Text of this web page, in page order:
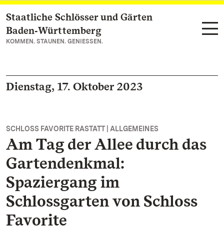
Zum Hauptinhalt springen
Staatliche Schlösser und Gärten
Baden‑Württemberg
KOMMEN. STAUNEN. GENIESSEN.
Dienstag, 17. Oktober 2023
SCHLOSS FAVORITE RASTATT | ALLGEMEINES
Am Tag der Allee durch das
Gartendenkmal:
Spaziergang im
Schlossgarten von Schloss
Favorite